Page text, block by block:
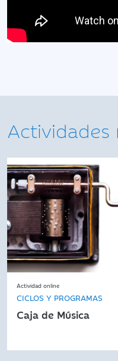
Actividades
Actividad online
CICLOS Y PROGRAMAS
Caja de Música